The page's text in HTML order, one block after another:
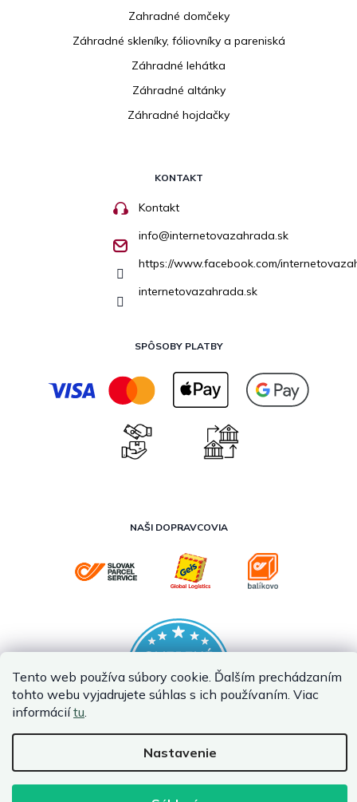
Tento web používa súbory cookie. Ďalším prechádzaním
tohto webu vyjadrujete súhlas s ich používaním. Viac
informáciítu.
Nastavenie
Zahradné domčeky
Záhradné skleníky, fóliovníky a pareniská
Záhradné lehátka
Záhradné altánky
Záhradné hojdačky
KONTAKT
Kontakt
info@internetovazahrada.sk
https://www.facebook.com/
internetovazahrada.sk
SPÔSOBY PLATBY
NAŠI DOPRAVCOVIA